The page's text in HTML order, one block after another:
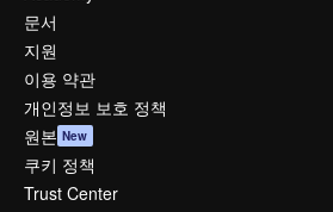
문서
지원
이용 약관
개인정보 보호 정책
원본 New
쿠키 정책
Trust Center